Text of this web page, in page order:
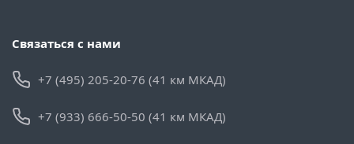
Связаться с нами
+7 (495) 205-20-76 (41 км МКАД)
+7 (933) 666-50-50 (41 км МКАД)